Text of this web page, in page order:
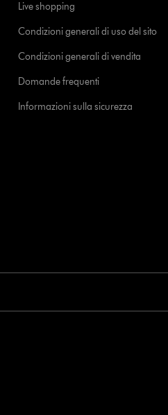
Live shopping
Condizioni generali di uso del sito
Condizioni generali di vendita
Domande frequenti
Informazioni sulla sicurezza